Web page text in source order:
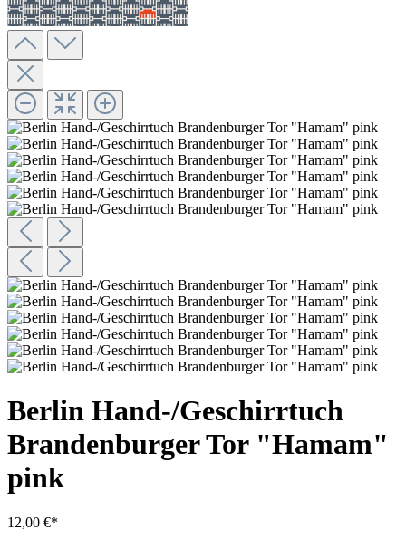
Berlin Hand-/Geschirrtuch
Brandenburger Tor "Hamam"
pink
12,00 €*